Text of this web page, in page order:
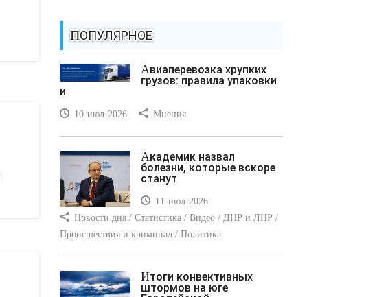
ПОПУЛЯРНОЕ
Авиаперевозка хрупких
грузов: правила упаковки
и
10-июл-2026 Мнения
Академик назвал
болезни, которые вскоре
станут
11-июл-2026
Новости дня / Статистика / Видео / ДНР и ЛНР /
Происшествия и криминал / Политика
Итоги конвективных
штормов на юге